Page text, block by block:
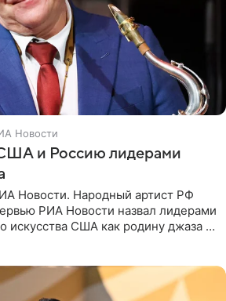
Новости
США и Россию лидерами
Новости. Народный артист РФ
РИА Новости назвал лидерами
искусства США как родину джаза и